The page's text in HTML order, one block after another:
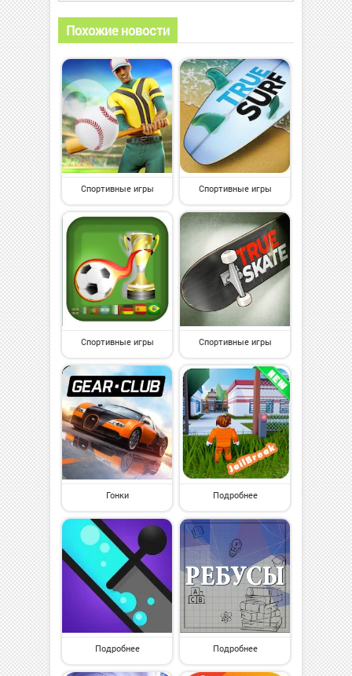
Похожие новости
Спортивные игры Спортивные игры
Спортивные игры Спортивные игры
Гонки Подробнее
Подробнее Подробнее